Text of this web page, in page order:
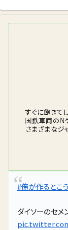
すぐに飽きて
国鉄車両のN
さまざまなジ
#俺が作るとこ
ダイソーのセメ